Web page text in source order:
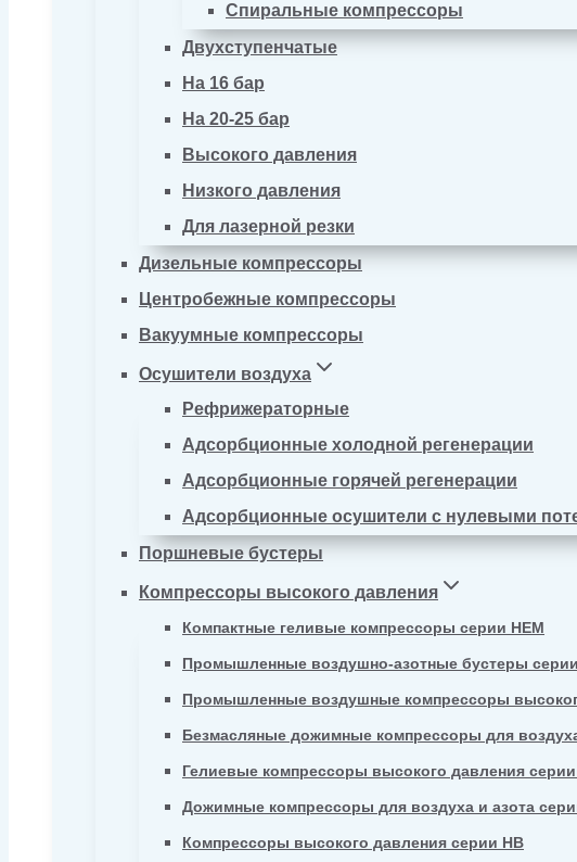
Спиральные компрессоры
Двухступенчатые
На 16 бар
На 20-25 бар
Высокого давления
Низкого давления
Для лазерной резки
Дизельные компрессоры
Центробежные компрессоры
Вакуумные компрессоры
Осушители воздуха
Рефрижераторные
Адсорбционные холодной регенерации
Адсорбционные горячей регенерации
Адсорбционные осушители с нулевыми
Поршневые бустеры
Компрессоры высокого давления
Компактные геливые компрессоры серии HEM
Промышленные воздушно-азотные бустеры
Промышленные воздушные компрессоры
Безмасляные дожимные компрессоры для
Гелиевые компрессоры высокого давления серии
Дожимные компрессоры для воздуха и азота
Компрессоры высокого давления серии HB